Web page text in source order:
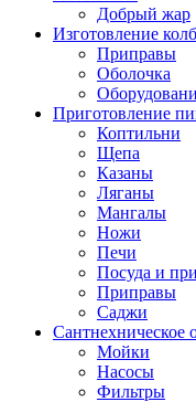
Добрый жар
Изготовление
Приправы
Оболочка
Приготовление
Коптильни
Щепа
Казаны
Ляганы
Мангалы
Ножи
Печи
Посуда и
Приправы
Саджи
Сантнехническое
Мойки
Насосы
Фильтры